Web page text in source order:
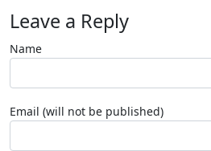
Leave a Reply
Name
Email (will not be published)